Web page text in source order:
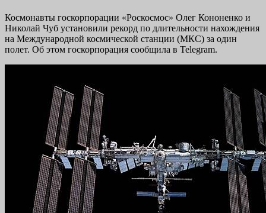
Космонавты госкорпорации «Роскосмос» Олег Кононенко и
Николай Чуб установили рекорд по длительности нахождения
на Международной космической станции (МКС) за один
полет. Об этом госкорпорация сообщила в Telegram.